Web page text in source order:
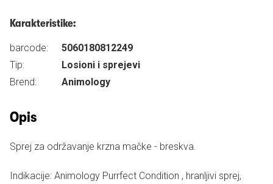
Karakteristike:
barcode:
5060180812249
Tip:
Losioni i sprejevi
Brend:
Animology
Opis
Sprej za održavanje krzna mačke - breskva.
Indikacije: Animology Purrfect Condition , hranljivi sprej,